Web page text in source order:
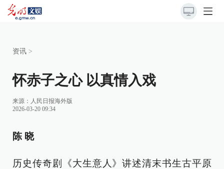
资讯 >
怀赤子之心 以真情入戏
来源： 人民日报海外版
2026-03-20 09:34
陈 晓
历史传奇剧《大生意人》讲述清末书生古平原